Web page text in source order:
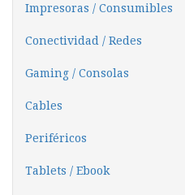
Impresoras / Consumibles
Conectividad / Redes
Gaming / Consolas
Cables
Periféricos
Tablets / Ebook